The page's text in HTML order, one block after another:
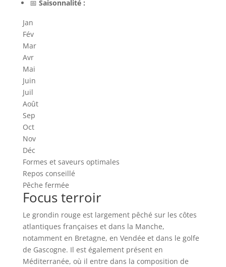
📅 Saisonnalité :
Jan
Fév
Mar
Avr
Mai
Juin
Juil
Août
Sep
Oct
Nov
Déc
Formes et saveurs optimales
Repos conseillé
Pêche fermée
Focus terroir
Le grondin rouge est largement pêché sur les côtes
atlantiques françaises et dans la Manche,
notamment en Bretagne, en Vendée et dans le golfe
de Gascogne. Il est également présent en
Méditerranée, où il entre dans la composition de